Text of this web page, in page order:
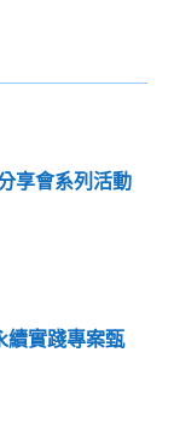
享會系列活動
續實踐專案甄